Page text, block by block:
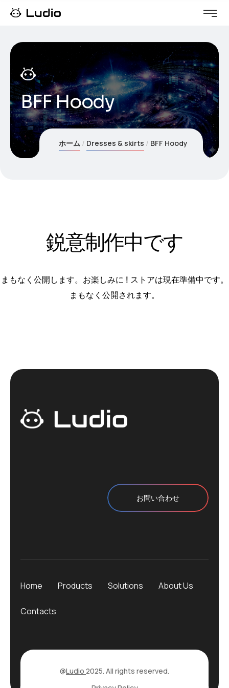
BFF Hoody
ホーム Dresses & skirts BFF Hoody
鋭意制作中です
まもなく公開します。お楽しみに ! ストアは現在準備中です。
まもなく公開されます。
お問い合わせ
Home Products Solutions About Us
Contacts
@Ludio 2025. All rights reserved.